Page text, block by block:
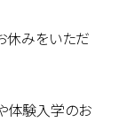
休みをいただ
体験入学のお